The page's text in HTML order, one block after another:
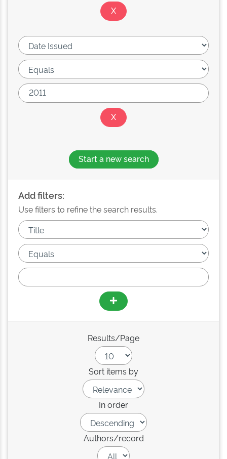
Start a new search
Add filters:
Use filters to refine the search results.
Results/Page
Sort items by
In order
Authors/record